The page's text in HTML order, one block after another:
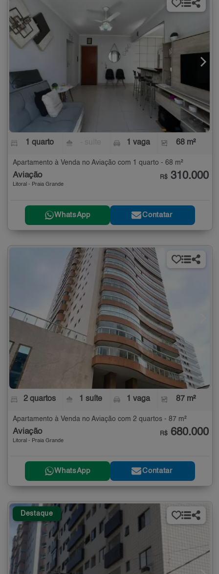
1 quarto 1 vaga 68 m²
Apartamento à Venda no Aviação com 1 quarto - 68 m²
Aviação
Litoral - Praia Grande
R$ 310.000
WhatsApp Contatar
2 quartos 1 suíte 1 vaga 87 m²
Apartamento à Venda no Aviação com 2 quartos - 87 m²
Aviação
Litoral - Praia Grande
R$ 680.000
WhatsApp Contatar
Destaque